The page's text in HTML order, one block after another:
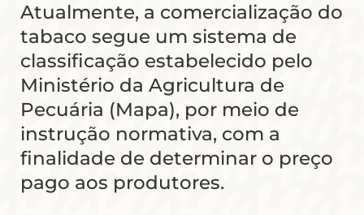
Atualmente, a comercialização do
tabaco segue um sistema de
classificação estabelecido pelo
Ministério da Agricultura de
Pecuária (Mapa), por meio de
instrução normativa, com a
finalidade de determinar o preço
pago aos produtores.